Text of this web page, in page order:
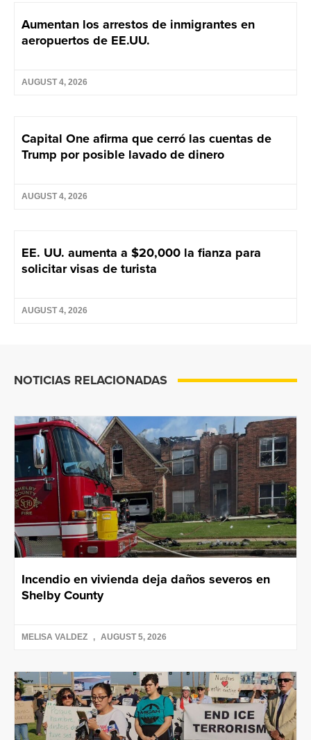
Aumentan los arrestos de inmigrantes en
aeropuertos de EE.UU.
AUGUST 4, 2026
Capital One afirma que cerró las cuentas de
Trump por posible lavado de dinero
AUGUST 4, 2026
EE. UU. aumenta a $20,000 la fianza para
solicitar visas de turista
AUGUST 4, 2026
NOTICIAS RELACIONADAS
Incendio en vivienda deja daños severos en
Shelby County
MELISA VALDEZ AUGUST 5, 2026